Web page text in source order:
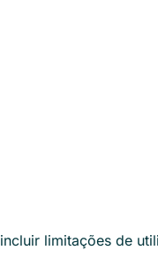
limitações de